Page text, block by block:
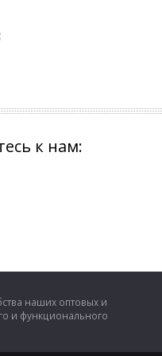
к нам:
наших оптовых и
и функционального